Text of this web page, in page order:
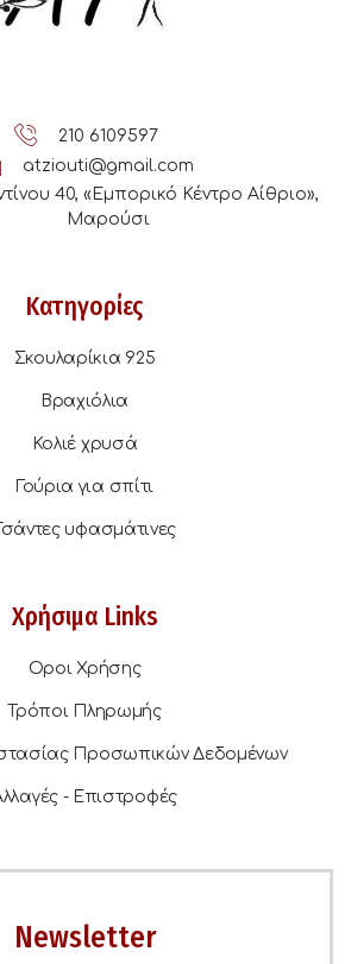
210 6109597
atziouti@gmail.com
40, «Εμπορικό Κέντρο Αίθριο»,
Μαρούσι
Κατηγορίες
Σκουλαρίκια 925
Βραχιόλια
Κολιέ χρυσά
Γούρια για σπίτι
υφασμάτινες
Χρήσιμα Links
Οροι Χρήσης
Τρόποι Πληρωμής
Προσωπικών Δεδομένων
- Επιστροφές
Newsletter